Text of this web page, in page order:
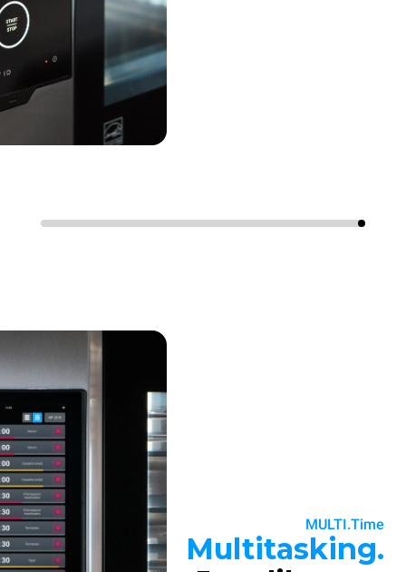
MULTI.Time
Multitasking.